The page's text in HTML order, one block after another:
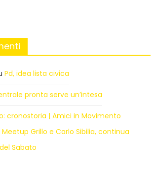
Pd, idea lista civica
pronta serve un’intesa
cronostoria | Amici in Movimento
Meetup Grillo e Carlo Sibilia, continua
Sabato